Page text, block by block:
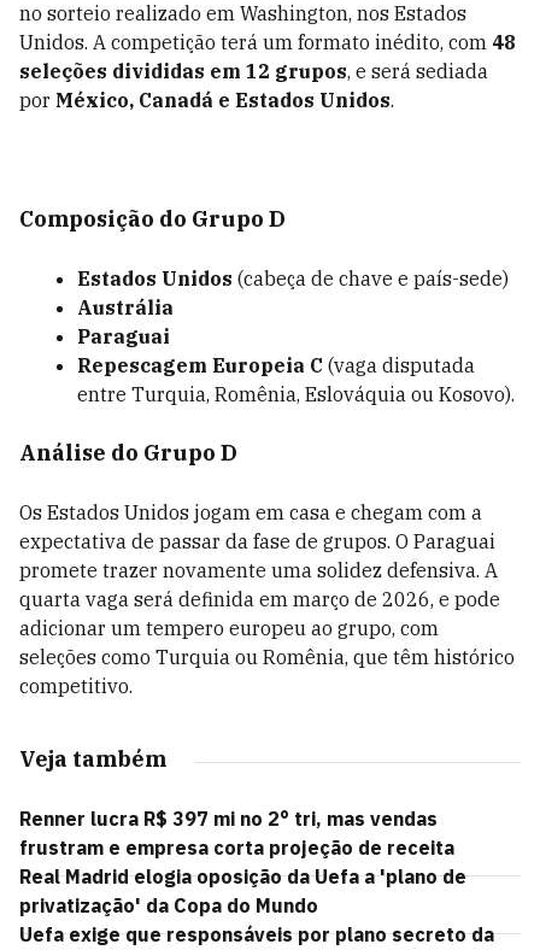
no sorteio realizado em Washington, nos Estados
Unidos. A competição terá um formato inédito, com 48
seleções divididas em 12 grupos, e será sediada
por México, Canadá e Estados Unidos.
Composição do Grupo D
Estados Unidos (cabeça de chave e país-sede)
Austrália
Paraguai
Repescagem Europeia C (vaga disputada
entre Turquia, Romênia, Eslováquia ou Kosovo).
Análise do Grupo D
Os Estados Unidos jogam em casa e chegam com a
expectativa de passar da fase de grupos. O Paraguai
promete trazer novamente uma solidez defensiva. A
quarta vaga será definida em março de 2026, e pode
adicionar um tempero europeu ao grupo, com
seleções como Turquia ou Romênia, que têm histórico
competitivo.
Veja também
Renner lucra R$ 397 mi no 2° tri, mas vendas
frustram e empresa corta projeção de receita
Real Madrid elogia oposição da Uefa a 'plano de
privatização' da Copa do Mundo
Uefa exige que responsáveis por plano secreto da